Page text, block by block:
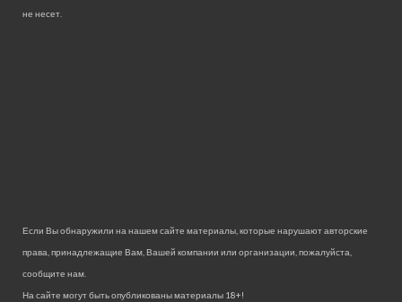
не несет.
Если Вы обнаружили на нашем сайте материалы, которые нарушают авторские
права, принадлежащие Вам, Вашей компании или организации, пожалуйста,
сообщите нам.
На сайте могут быть опубликованы материалы 18+!